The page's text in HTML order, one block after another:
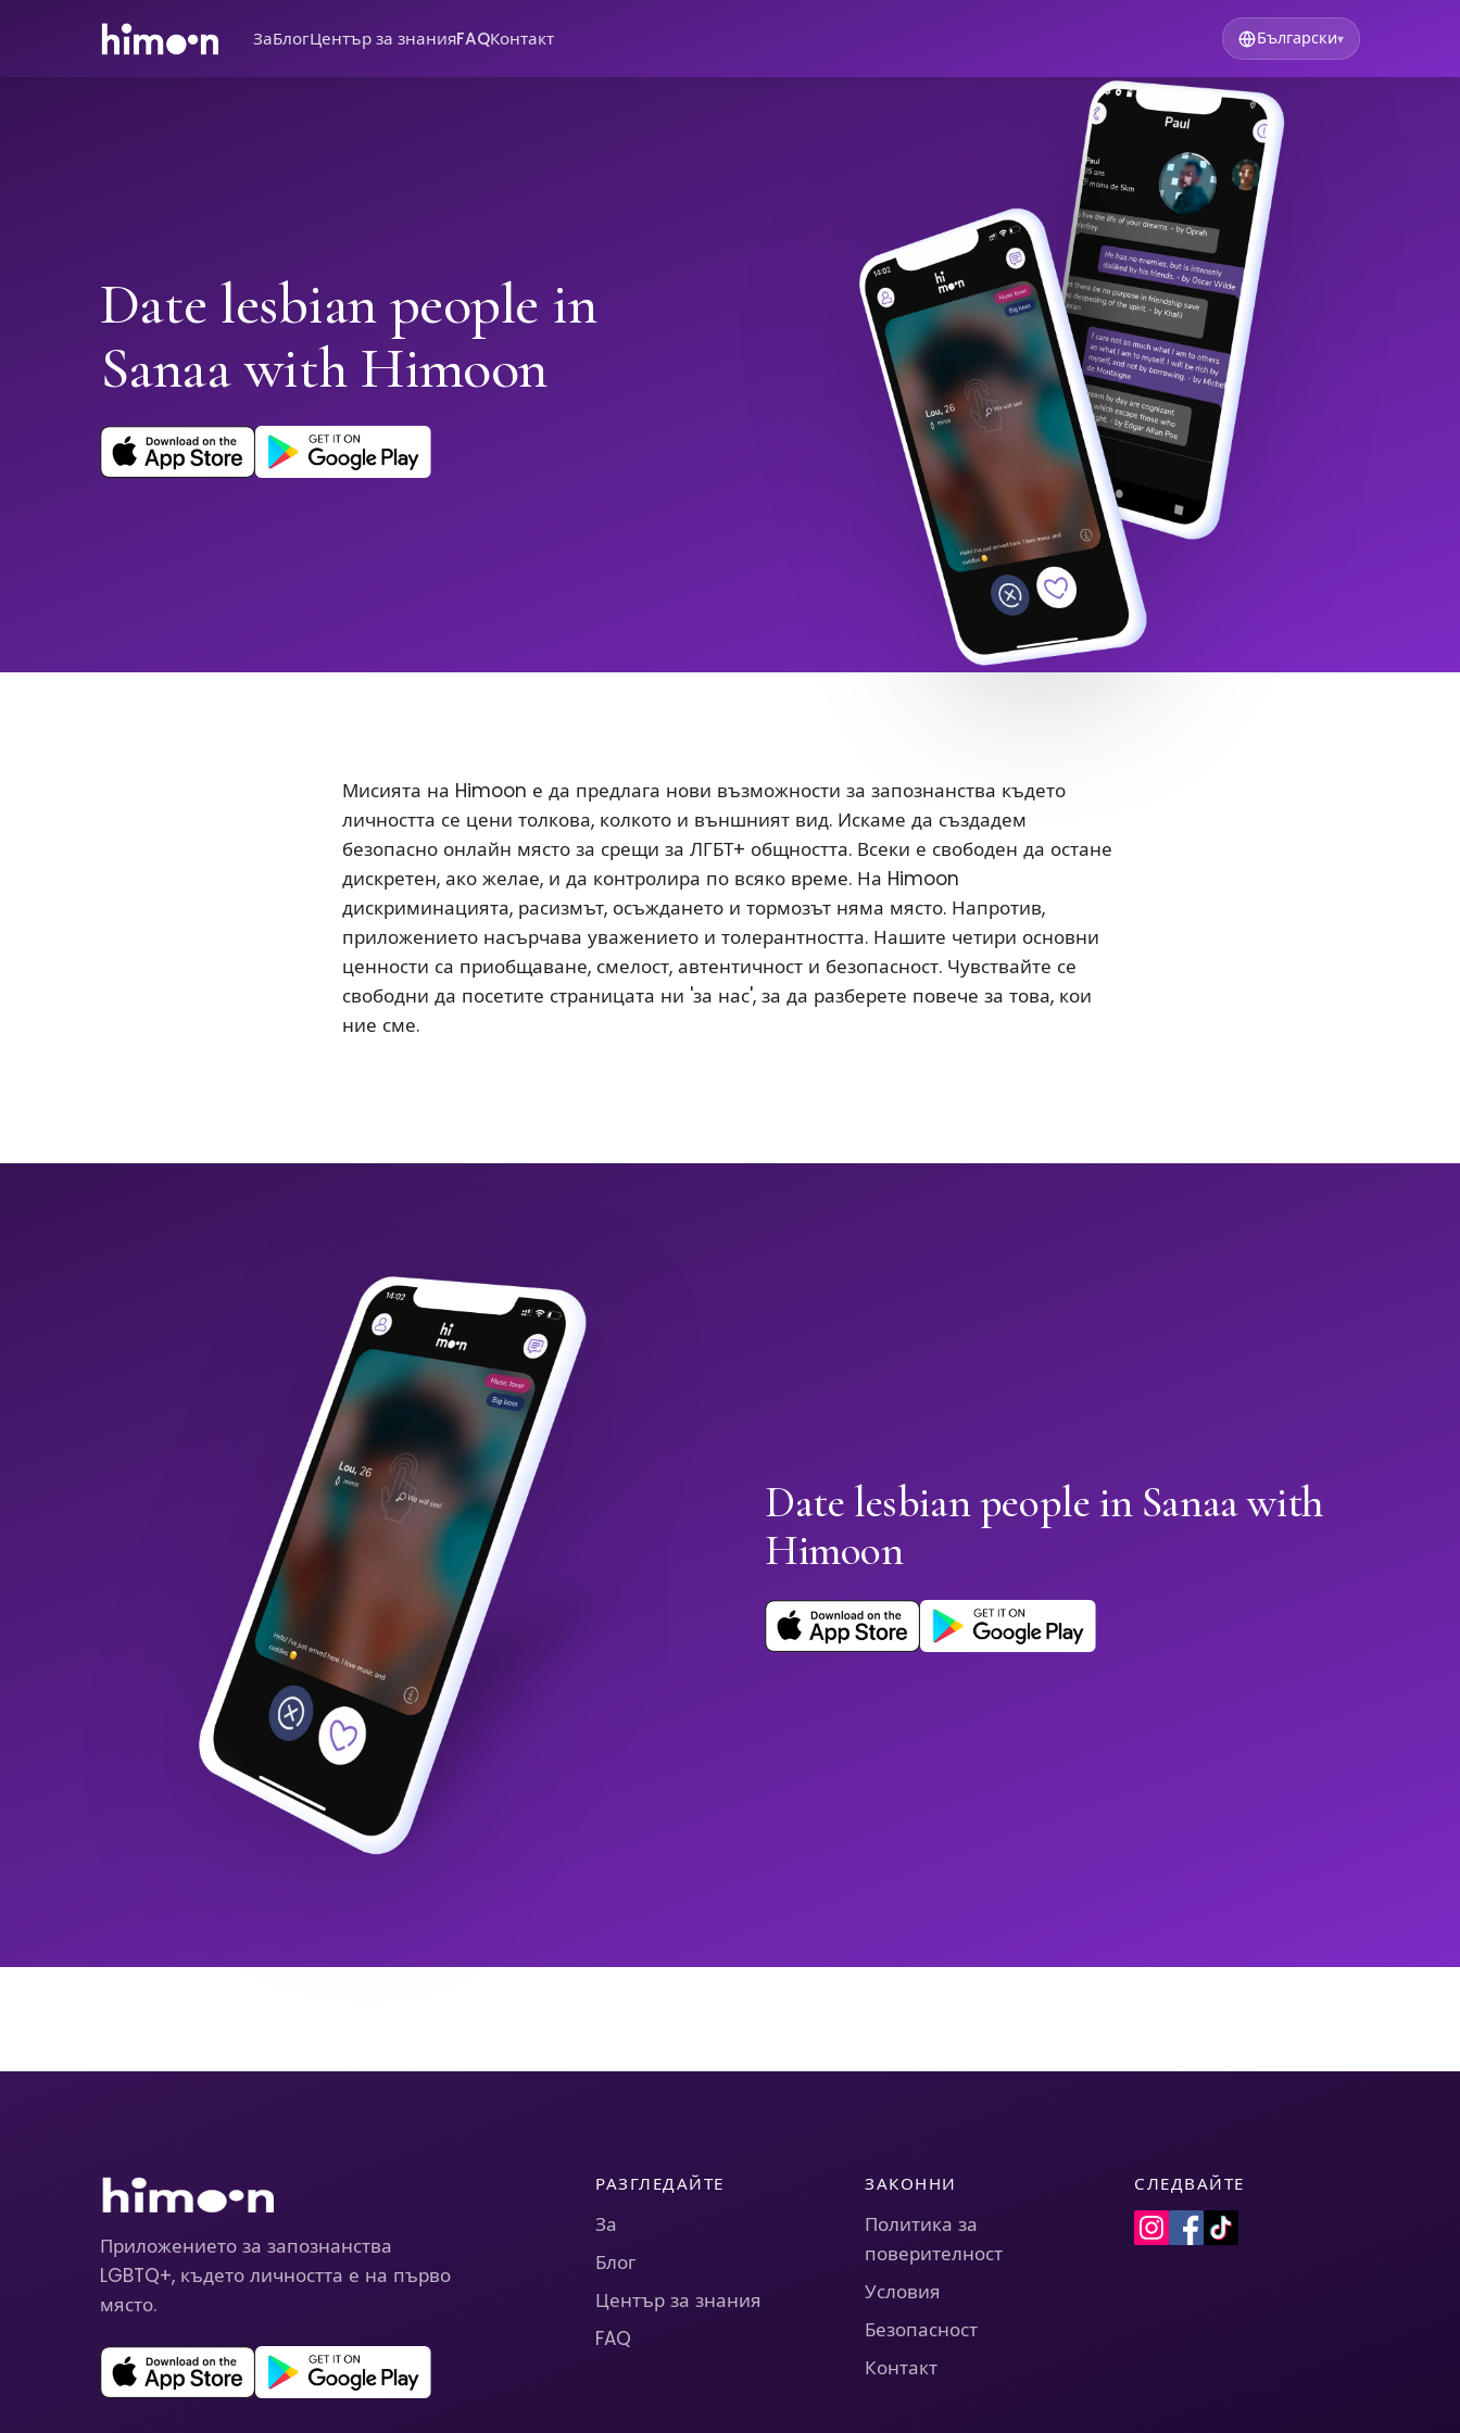
ЗаБлогЦентър за знанияFAQКонтакт Български▾
Date lesbian people in
Sanaa with Himoon
Мисията на Himoon е да предлага нови възможности за запознанства където
личността се цени толкова, колкото и външният вид. Искаме да създадем
безопасно онлайн място за срещи за ЛГБТ+ общността. Всеки е свободен да остане
дискретен, ако желае, и да контролира по всяко време. На Himoon
дискриминацията, расизмът, осъждането и тормозът няма място. Напротив,
приложението насърчава уважението и толерантността. Нашите четири основни
ценности са приобщаване, смелост, автентичност и безопасност. Чувствайте се
свободни да посетите страницата ни 'за нас', за да разберете повече за това, кои
ние сме.
Date lesbian people in Sanaa with
Himoon
Приложението за запознанства
LGBTQ+, където личността е на първо
място.
РАЗГЛЕДАЙТЕ
За
Блог
Център за знания
FAQ
ЗАКОННИ
Политика за
поверителност
Условия
Безопасност
Контакт
СЛЕДВАЙТЕ